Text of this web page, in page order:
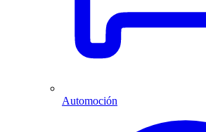
Automoción